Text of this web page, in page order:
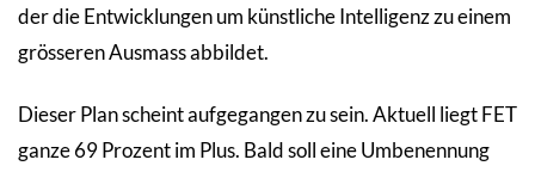
der die Entwicklungen um künstliche Intelligenz zu einem
grösseren Ausmass abbildet.
Dieser Plan scheint aufgegangen zu sein. Aktuell liegt FET
ganze 69 Prozent im Plus. Bald soll eine Umbenennung